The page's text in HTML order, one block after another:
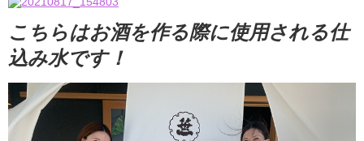
こちらはお酒を作る際に使用される仕
込み水です！